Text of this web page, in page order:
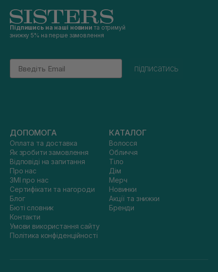
Підпишись на наші новини та отримуй
знижку 5% на перше замовлення
Email
підписатись
ДОПОМОГА
Оплата та доставка
Як зробити замовлення
Відповіді на запитання
Про нас
ЗМІ про нас
Сертифікати та нагороди
Блог
Бюті словник
Контакти
Умови використання сайту
Політика конфіденційності
КАТАЛОГ
Волосся
Обличчя
Тіло
Дім
Мерч
Новинки
Акції та знижки
Бренди